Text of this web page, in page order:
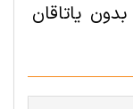
یاتاقان